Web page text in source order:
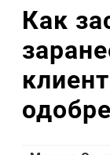
Как